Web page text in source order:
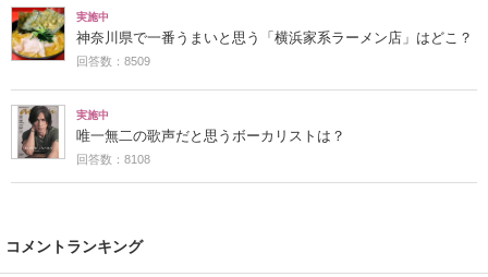
実施中
神奈川県で一番うまいと思う「横浜家系ラーメン店」はどこ？
回答数：8509
実施中
唯一無二の歌声だと思うボーカリストは？
回答数：8108
コメントランキング